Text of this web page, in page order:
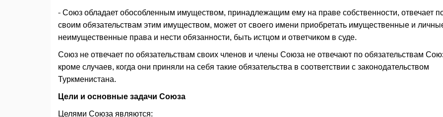
- Союз обладает обособленным имуществом, принадлежащим ему на праве собственности, отвечает
своим обязательствам этим имуществом, может от своего имени приобретать имущественные и
неимущественные права и нести обязанности, быть истцом и ответчиком в суде.
Союз не отвечает по обязательствам своих членов и члены Союза не отвечают по обязательствам
кроме случаев, когда они приняли на себя такие обязательства в соответствии с законодательством
Туркменистана.
Цели и основные задачи Союза
Целями Союза являются: